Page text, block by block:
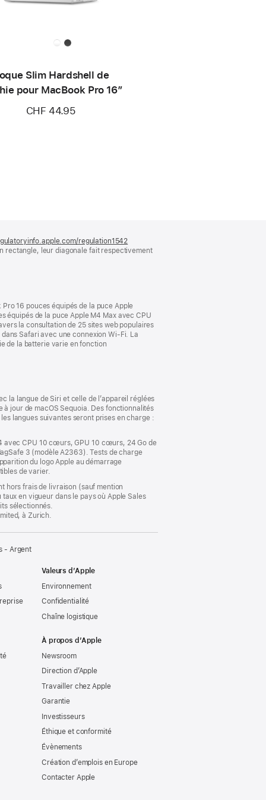
Slim Hardshell de
pour MacBook Pro 16″
CHF 44.95
regulation1542
dans
rectangle, leur diagonale fait respectivement
16 pouces équipés de la puce Apple
équipés de la puce Apple M4 Max avec CPU
la consultation de 25 sites web populaires
Safari avec une connexion Wi-Fi. La
de la batterie varie en fonction
la langue de Siri et celle de l’appareil réglées
jour de macOS Sequoia. Des fonctionnalités
langues suivantes seront prises en charge :
avec CPU 10 cœurs, GPU 10 cœurs, 24 Go de
3 (modèle A2363). Tests de charge
du logo Apple au démarrage
de varier.
hors frais de livraison (sauf mention
en vigueur dans le pays où Apple Sales
sélectionnés.
à Zurich.
- Argent
Valeurs d’Apple
Environnement
Confidentialité
Chaîne logistique
À propos d’Apple
Newsroom
Direction d’Apple
Travailler chez Apple
Garantie
Investisseurs
Éthique et conformité
Évènements
Création d’emplois en Europe
Contacter Apple